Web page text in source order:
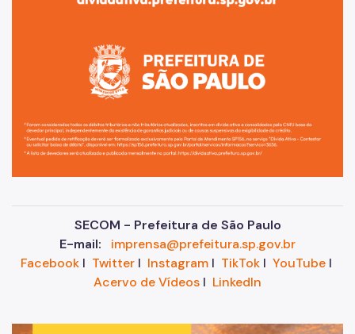
SECOM - Prefeitura de São Paulo
E-mail:
imprensa@prefeitura.sp.gov.br
FacebookI TwitterI InstagramI TikTokI YouTubeI
Acervo de Vídeos I LinkedIn